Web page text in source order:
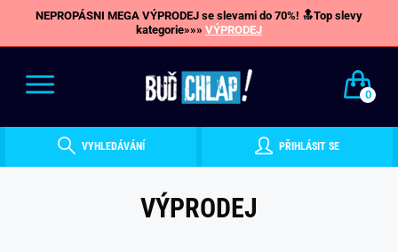
NEPROPÁSNI MEGA VÝPRODEJ se slevami do 70%! 🔝Top slevy
kategorie»»» VÝPRODEJ
0
VYHLEDÁVÁNÍ PŘIHLÁSIT SE
VÝPRODEJ